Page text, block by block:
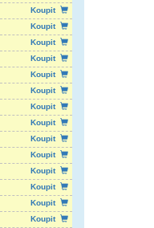
Koupit
Koupit
Koupit
Koupit
Koupit
Koupit
Koupit
Koupit
Koupit
Koupit
Koupit
Koupit
Koupit
Koupit